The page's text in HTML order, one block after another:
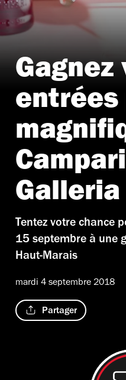
Gagnez
entrées
Galleria
Tentez votre chance
15 septembre à une
Haut-Marais
mardi 4 septembre 2018
Partager